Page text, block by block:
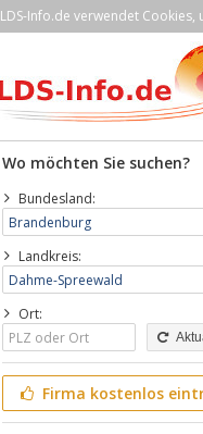
LDS-Info.de verwendet
Wo möchten Sie suchen?
Bundesland:
Landkreis:
Ort:
Firma kostenlos